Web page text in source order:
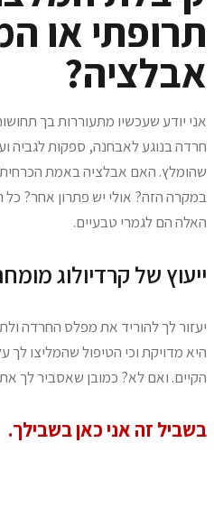
או
יודע שעכשיו מתעוררות בך
בנוגע לאבחנה, ספקות לגביה
האם אבלציה באמת הכרחית?
הזה? אולי יש פתרון אחר? כל
הם לגמרי טבעיים.
של קרדיולוג
לך להוריד את מפלס החרדה
מדויקת וכי הטיפול שהמליצו לך
ואם לא? כמובן שאסביר לך את
זה אני כאן בשבילך.